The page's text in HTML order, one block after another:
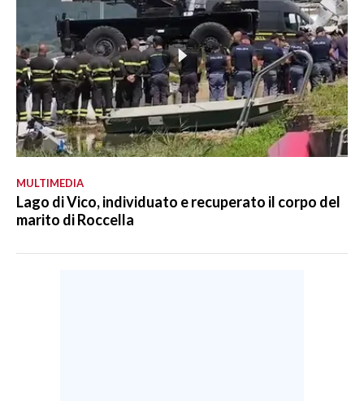
MULTIMEDIA
Lago di Vico, individuato e recuperato il corpo del
marito di Roccella